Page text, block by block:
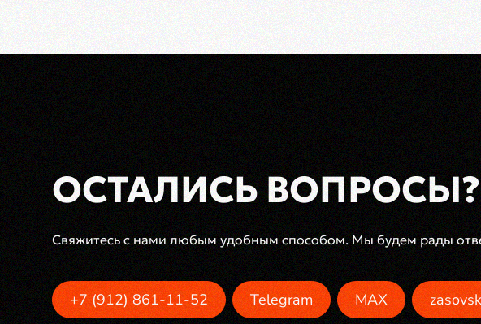
ОСТАЛИСЬ ВОПРОСЫ?
Свяжитесь с нами любым удобным способом. Мы будем рады
+7 (912) 861-11-52 Telegram MAX